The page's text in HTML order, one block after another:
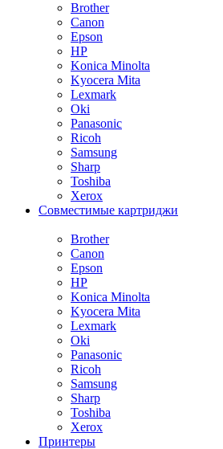
Brother
Canon
Epson
HP
Konica Minolta
Kyocera Mita
Lexmark
Oki
Panasonic
Ricoh
Samsung
Sharp
Toshiba
Xerox
Совместимые картриджи
Brother
Canon
Epson
HP
Konica Minolta
Kyocera Mita
Lexmark
Oki
Panasonic
Ricoh
Samsung
Sharp
Toshiba
Xerox
Принтеры